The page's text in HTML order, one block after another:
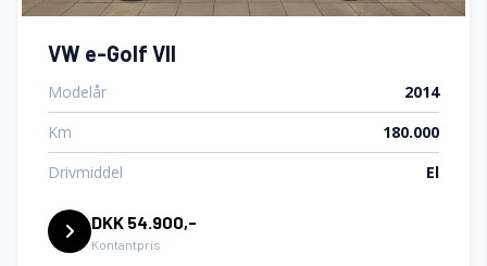
VW e-Golf VII
Modelår
2014
Km
180.000
Drivmiddel
El
DKK 54.900,-
Kontantpris